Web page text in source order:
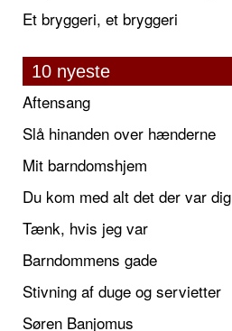
Et bryggeri, et bryggeri
10 nyeste
Aftensang
Slå hinanden over hænderne
Mit barndomshjem
Du kom med alt det der var dig
Tænk, hvis jeg var
Barndommens gade
Stivning af duge og servietter
Søren Banjomus